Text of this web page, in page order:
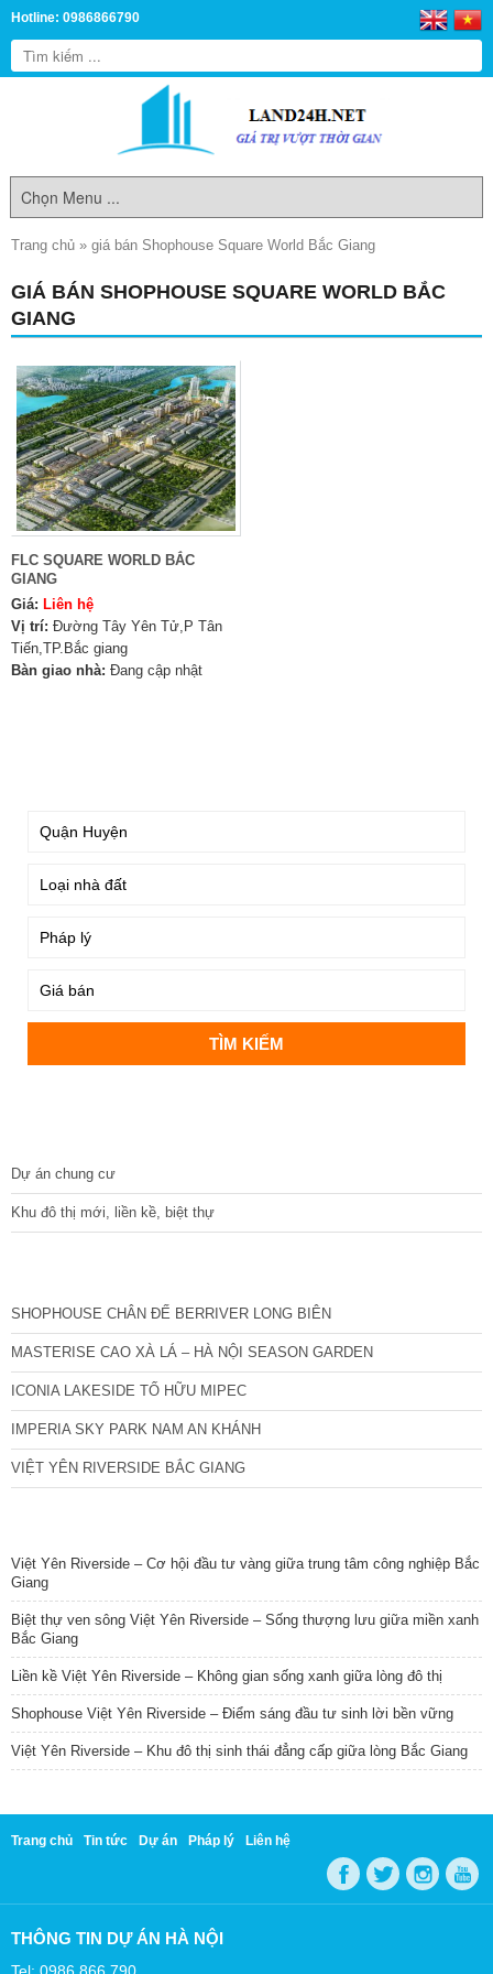
Hotline: 0986866790
Trang chủ » giá bán Shophouse Square World Bắc Giang
GIÁ BÁN SHOPHOUSE SQUARE WORLD BẮC
GIANG
FLC SQUARE WORLD BẮC
GIANG
Giá: Liên hệ
Vị trí: Đường Tây Yên Tử,P Tân
Tiến,TP.Bắc giang
Bàn giao nhà: Đang cập nhật
Dự án chung cư
Khu đô thị mới, liền kề, biệt thự
SHOPHOUSE CHÂN ĐẾ BERRIVER LONG BIÊN
MASTERISE CAO XÀ LÁ – HÀ NỘI SEASON GARDEN
ICONIA LAKESIDE TỐ HỮU MIPEC
IMPERIA SKY PARK NAM AN KHÁNH
VIỆT YÊN RIVERSIDE BẮC GIANG
Việt Yên Riverside – Cơ hội đầu tư vàng giữa trung tâm công nghiệp Bắc
Giang
Biệt thự ven sông Việt Yên Riverside – Sống thượng lưu giữa miền xanh
Bắc Giang
Liền kề Việt Yên Riverside – Không gian sống xanh giữa lòng đô thị
Shophouse Việt Yên Riverside – Điểm sáng đầu tư sinh lời bền vững
Việt Yên Riverside – Khu đô thị sinh thái đẳng cấp giữa lòng Bắc Giang
Trang chủ Tin tức Dự án Pháp lý Liên hệ
THÔNG TIN DỰ ÁN HÀ NỘI